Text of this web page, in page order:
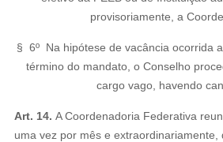
provisoriamente, a
§ 6º Na hipótese de vacância ocorrida
término do mandato, o Conselho
cargo vago, havendo
Art. 14. A Coordenadoria Federativa
uma vez por mês e